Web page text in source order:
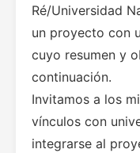
Ré/Universidad
un proyecto con
cuyo resumen y
continuación.
Invitamos a los
vínculos con
integrarse al